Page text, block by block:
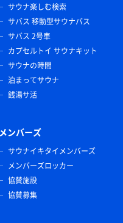
サウナ楽しむ検索
サバス 移動型サウナバス
サバス 2号車
カプセルトイ サウナキット
サウナの時間
泊まってサウナ
銭湯サ活
メンバーズ
サウナイキタイメンバーズ
メンバーズロッカー
協賛施設
協賛募集